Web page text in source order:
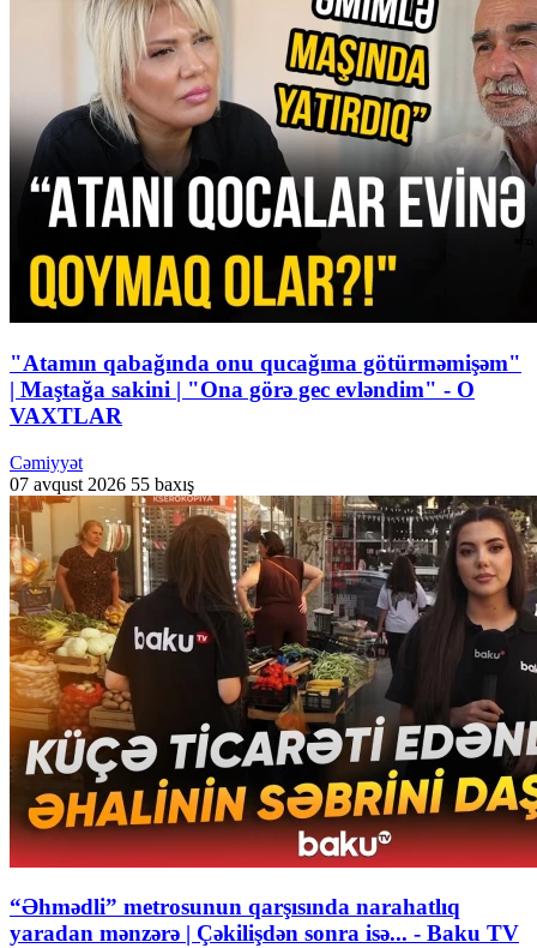
"Atamın qabağında onu qucağıma götürməmişəm"
| Maştağa sakini | "Ona görə gec evləndim" - O
VAXTLAR
Cəmiyyət
07 avqust 2026 55 baxış
“Əhmədli” metrosunun qarşısında narahatlıq
yaradan mənzərə | Çəkilişdən sonra isə... - Baku TV